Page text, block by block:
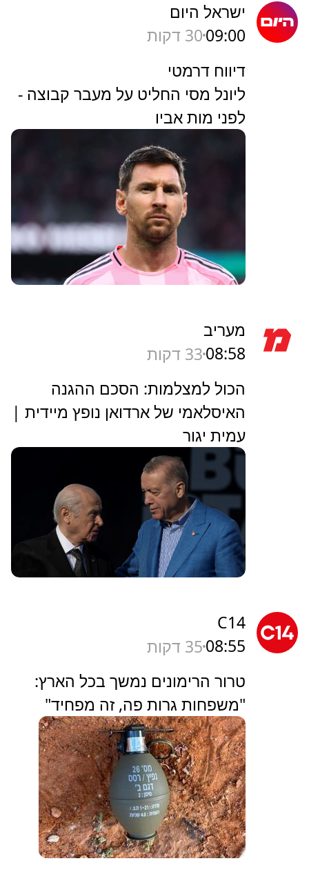
ישראל היום
09:0030 דקות
דיווח דרמטי
ליונל מסי החליט על מעבר קבוצה -
לפני מות אביו
מעריב
08:5833 דקות
הכול למצלמות: הסכם ההגנה
האיסלאמי של ארדואן נופץ מיידית |
עמית יגור
C14
08:5535 דקות
טרור הרימונים נמשך בכל הארץ:
"משפחות גרות פה, זה מפחיד"